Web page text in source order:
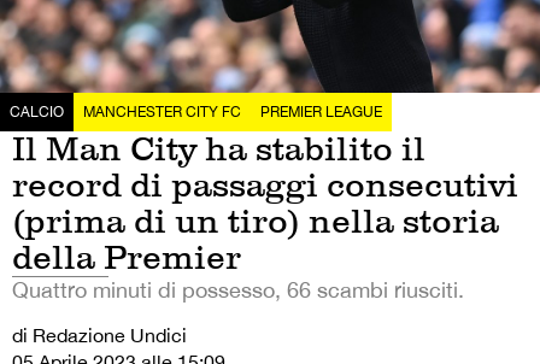
CALCIO MANCHESTER CITY FC PREMIER LEAGUE
Il Man City ha stabilito il
record di passaggi consecutivi
(prima di un tiro) nella storia
della Premier
Quattro minuti di possesso, 66 scambi riusciti.
di Redazione Undici